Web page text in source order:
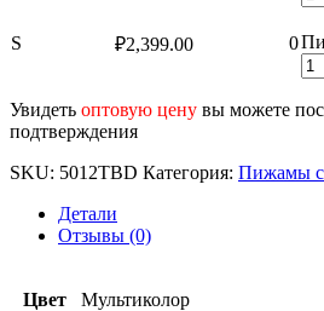
S ₽2,399.00 0
Увидеть оптовую цену вы можете
подтверждения
SKU: 5012TBD Категория: Пижамы
Детали
Отзывы (0)
Цвет Мультиколор